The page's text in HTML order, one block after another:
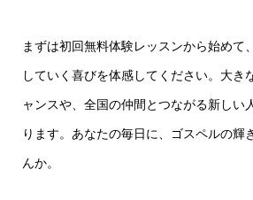
まずは初回無料体験レッスンから始めて
していく喜びを体感してください。大き
ャンスや、全国の仲間とつながる新しい
ります。あなたの毎日に、ゴスペルの輝
んか。